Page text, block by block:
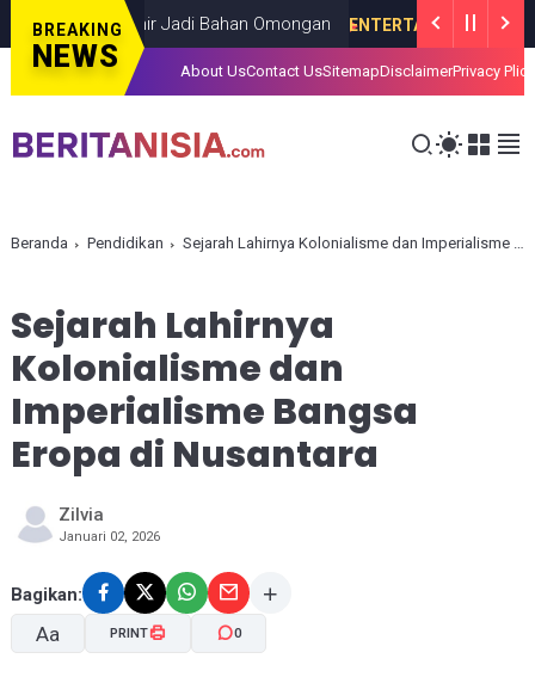
BREAKING
NEWS
Berakhir Jadi Bahan Omongan ENTERTAIMENTJANUARY 06,
About UsContact UsSitemapDisclaimerPrivacy Plice
Beranda Pendidikan Sejarah Lahirnya Kolonialisme dan Imperialisme Bangsa Eropa di Nusantara
Sejarah Lahirnya
Kolonialisme dan
Imperialisme Bangsa
Eropa di Nusantara
Zilvia
Januari 02, 2026
Bagikan:
Aa PRINT 0